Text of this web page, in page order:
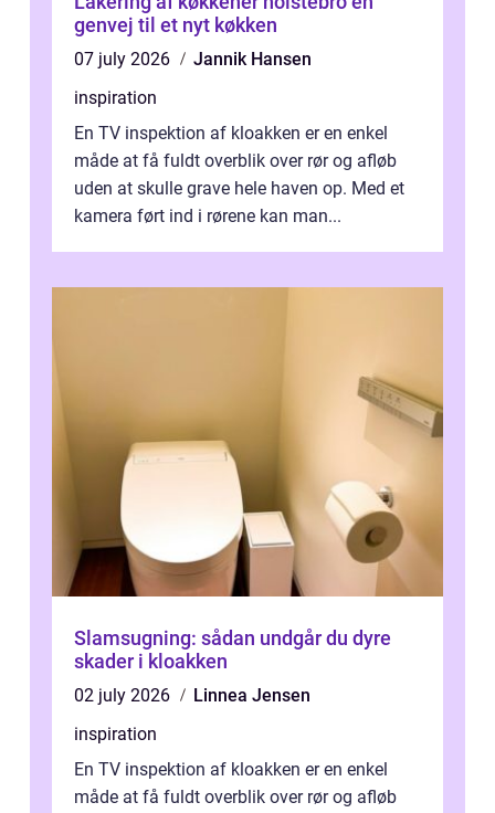
genvej til et nyt køkken
07 july 2026
Jannik Hansen
inspiration
En TV inspektion af kloakken er en enkel
måde at få fuldt overblik over rør og afløb
uden at skulle grave hele haven op. Med et
kamera ført ind i rørene kan man...
Slamsugning: sådan undgår du dyre
skader i kloakken
02 july 2026
Linnea Jensen
inspiration
En TV inspektion af kloakken er en enkel
måde at få fuldt overblik over rør og afløb